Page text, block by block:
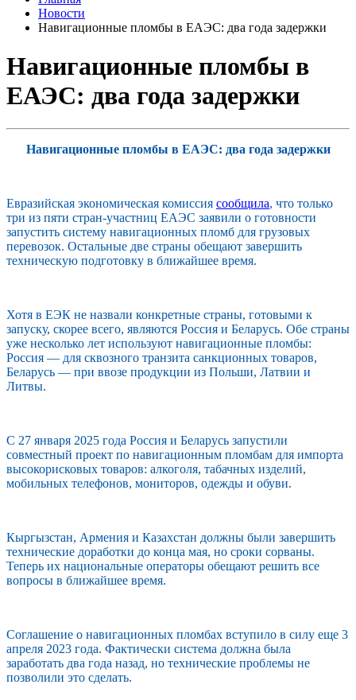
Новости
Навигационные пломбы в ЕАЭС: два года задержки
Навигационные пломбы в
ЕАЭС: два года задержки
Навигационные пломбы в ЕАЭС: два года задержки
Евразийская экономическая комиссия сообщила, что только
три из пяти стран-участниц ЕАЭС заявили о готовности
запустить систему навигационных пломб для грузовых
перевозок. Остальные две страны обещают завершить
техническую подготовку в ближайшее время.
Хотя в ЕЭК не назвали конкретные страны, готовыми к
запуску, скорее всего, являются Россия и Беларусь. Обе страны
уже несколько лет используют навигационные пломбы:
Россия — для сквозного транзита санкционных товаров,
Беларусь — при ввозе продукции из Польши, Латвии и
Литвы.
С 27 января 2025 года Россия и Беларусь запустили
совместный проект по навигационным пломбам для импорта
высокорисковых товаров: алкоголя, табачных изделий,
мобильных телефонов, мониторов, одежды и обуви.
Кыргызстан, Армения и Казахстан должны были завершить
технические доработки до конца мая, но сроки сорваны.
Теперь их национальные операторы обещают решить все
вопросы в ближайшее время.
Соглашение о навигационных пломбах вступило в силу еще 3
апреля 2023 года. Фактически система должна была
заработать два года назад, но технические проблемы не
позволили это сделать.